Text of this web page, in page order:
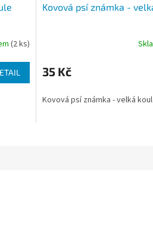
(2 ks)
Kovová psí známka -
35 Kč
Kovová psí známka - velká